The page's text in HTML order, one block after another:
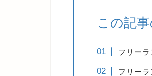
この記
フリー
フリー